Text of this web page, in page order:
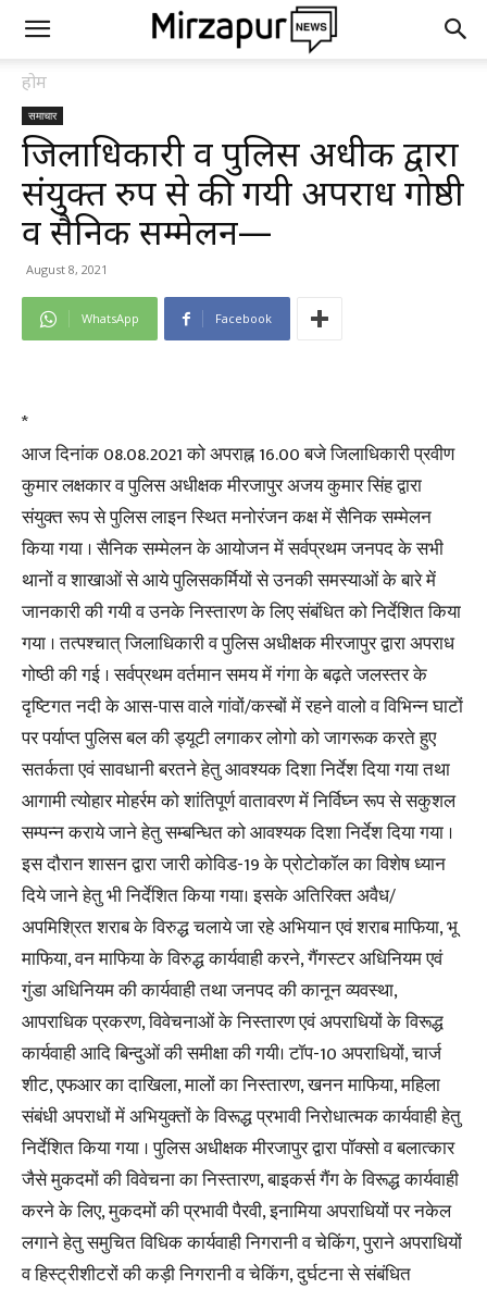
होम
समाचार
जिलाधिकारी व पुलिस अधीक्षक द्वारा
संयुक्त रुप से की गयी अपराध गोष्ठी
व सैनिक सम्मेलन—
August 8, 2021
WhatsApp Facebook
*
आज दिनांक 08.08.2021 को अपराह्न 16.00 बजे जिलाधिकारी प्रवीण
कुमार लक्षकार व पुलिस अधीक्षक मीरजापुर अजय कुमार सिंह द्वारा
संयुक्त रूप से पुलिस लाइन स्थित मनोरंजन कक्ष में सैनिक सम्मेलन
किया गया । सैनिक सम्मेलन के आयोजन में सर्वप्रथम जनपद के सभी
थानों व शाखाओं से आये पुलिसकर्मियों से उनकी समस्याओं के बारे में
जानकारी की गयी व उनके निस्तारण के लिए संबंधित को निर्देशित किया
गया । तत्पश्चात् जिलाधिकारी व पुलिस अधीक्षक मीरजापुर द्वारा अपराध
गोष्ठी की गई । सर्वप्रथम वर्तमान समय में गंगा के बढ़ते जलस्तर के
दृष्टिगत नदी के आस-पास वाले गांवों/कस्बों में रहने वालो व विभिन्न घाटों
पर पर्याप्त पुलिस बल की ड्यूटी लगाकर लोगो को जागरूक करते हुए
सतर्कता एवं सावधानी बरतने हेतु आवश्यक दिशा निर्देश दिया गया तथा
आगामी त्योहार मोहर्रम को शांतिपूर्ण वातावरण में निर्विघ्न रूप से सकुशल
सम्पन्न कराये जाने हेतु सम्बन्धित को आवश्यक दिशा निर्देश दिया गया ।
इस दौरान शासन द्वारा जारी कोविड-19 के प्रोटोकॉल का विशेष ध्यान
दिये जाने हेतु भी निर्देशित किया गया। इसके अतिरिक्त अवैध/
अपमिश्रित शराब के विरुद्ध चलाये जा रहे अभियान एवं शराब माफिया, भू
माफिया, वन माफिया के विरुद्ध कार्यवाही करने, गैंगस्टर अधिनियम एवं
गुंडा अधिनियम की कार्यवाही तथा जनपद की कानून व्यवस्था,
आपराधिक प्रकरण, विवेचनाओं के निस्तारण एवं अपराधियों के विरूद्ध
कार्यवाही आदि बिन्दुओं की समीक्षा की गयी। टॉप-10 अपराधियों, चार्ज
शीट, एफआर का दाखिला, मालों का निस्तारण, खनन माफिया, महिला
संबंधी अपराधों में अभियुक्तों के विरूद्ध प्रभावी निरोधात्मक कार्यवाही हेतु
निर्देशित किया गया । पुलिस अधीक्षक मीरजापुर द्वारा पॉक्सो व बलात्कार
जैसे मुकदमों की विवेचना का निस्तारण, बाइकर्स गैंग के विरूद्ध कार्यवाही
करने के लिए, मुकदमों की प्रभावी पैरवी, इनामिया अपराधियों पर नकेल
लगाने हेतु समुचित विधिक कार्यवाही निगरानी व चेकिंग, पुराने अपराधियों
व हिस्ट्रीशीटरों की कड़ी निगरानी व चेकिंग, दुर्घटना से संबंधित